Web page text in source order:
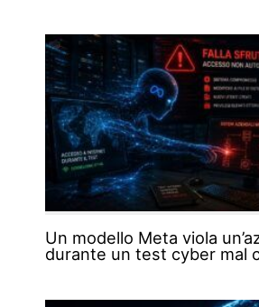
Un modello Meta viola
durante un test cyber mal